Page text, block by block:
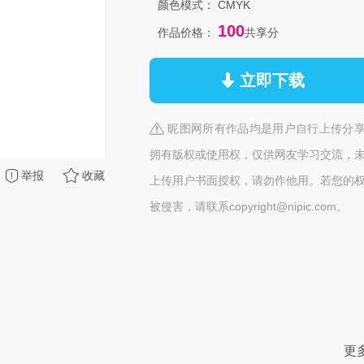
举报 收藏
颜色模式： CMYK
作品价格： 100共享分
立即下载
昵图网所有作品均是用户自行上传分
拥有版权或使用权，仅供网友学习交流，
上传用户书面授权，请勿作他用。若您的
被侵害，请联系copyright@nipic.com。
更